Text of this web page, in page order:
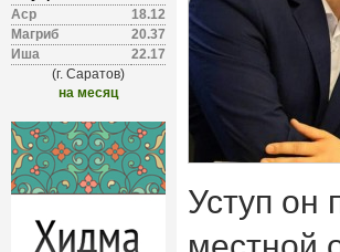
Аср
18.12
Магриб
20.37
Иша
22.17
(г. Саратов)
на месяц
Уступ он